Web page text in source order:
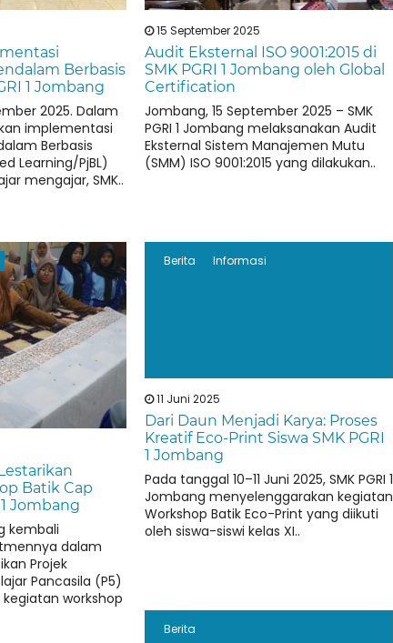
Berbasis
1 Jombang
2025. Dalam
implementasi
Berbasis
Learning/PjBL)
mengajar, SMK..
15 September 2025
Audit Eksternal ISO 9001:2015 di
SMK PGRI 1 Jombang oleh Global
Certification
Jombang, 15 September 2025 – SMK
PGRI 1 Jombang melaksanakan Audit
Eksternal Sistem Manajemen Mutu
(SMM) ISO 9001:2015 yang dilakukan..
Batik Cap
Jombang
kembali
dalam
Projek
Pancasila (P5)
workshop
Berita Informasi
11 Juni 2025
Dari Daun Menjadi Karya: Proses
Kreatif Eco-Print Siswa SMK PGRI
1 Jombang
Pada tanggal 10–11 Juni 2025, SMK PGRI 1
Jombang menyelenggarakan kegiatan
Workshop Batik Eco-Print yang diikuti
oleh siswa-siswi kelas XI..
Berita